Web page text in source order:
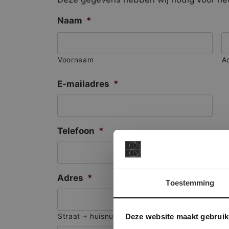
Toestemming
Deze website maakt
Naam *
Voornaam
E-mailadres *
Telefoon *
Adres *
Straat + huisnummer
Deze
onze